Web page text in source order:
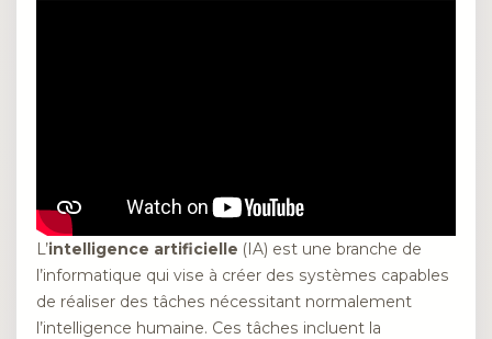
L’intelligence artificielle (IA) est une branche de
l’informatique qui vise à créer des systèmes capables
de réaliser des tâches nécessitant normalement
l’intelligence humaine. Ces tâches incluent la